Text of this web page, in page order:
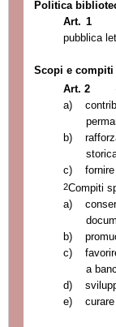
Politica
Art. 1
pubblica
Scopi e compiti
Art. 2
a)
b)
c)
2Compiti
a)
b)
c)
a
d)
e)